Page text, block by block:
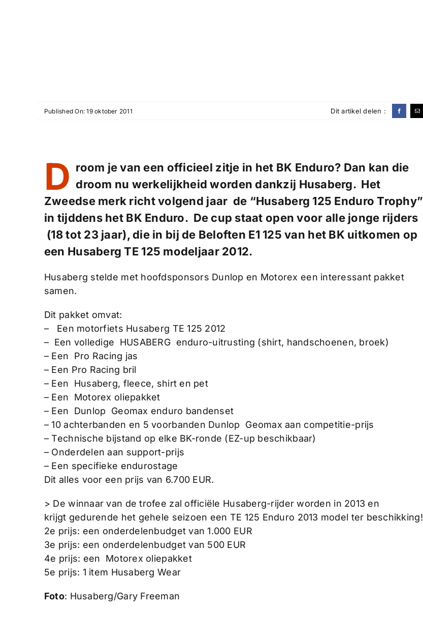
Published On: 19 oktober 2011 Dit artikel delen :
D room je van een officieel zitje in het BK Enduro? Dan kan die
droom nu werkelijkheid worden dankzij Husaberg. Het
Zweedse merk richt volgend jaar de “Husaberg 125 Enduro Trophy”
in tijddens het BK Enduro. De cup staat open voor alle jonge rijders
(18 tot 23 jaar), die in bij de Beloften E1 125van het BK uitkomen op
een Husaberg TE 125 modeljaar 2012.
Husaberg stelde met hoofdsponsors Dunlop en Motorex een interessant pakket
samen.
Dit pakket omvat:
– Een motorfiets Husaberg TE 125 2012
– Een volledige HUSABERG enduro-uitrusting (shirt, handschoenen, broek)
– Een Pro Racing jas
– Een Pro Racing bril
– Een Husaberg, fleece, shirt en pet
– Een Motorex oliepakket
– Een Dunlop Geomax enduro bandenset
– 10 achterbanden en 5 voorbanden Dunlop Geomax aan competitie-prijs
– Technische bijstand op elke BK-ronde (EZ-up beschikbaar)
– Onderdelen aan support-prijs
– Een specifieke endurostage
Dit alles voor een prijs van 6.700 EUR.
> De winnaar van de trofee zal officiële Husaberg-rijder worden in 2013 en
krijgt gedurende het gehele seizoen een TE 125 Enduro 2013 model ter beschikking!
2e prijs: een onderdelenbudget van 1.000 EUR
3e prijs: een onderdelenbudget van 500 EUR
4e prijs: een Motorex oliepakket
5e prijs: 1 item Husaberg Wear
Foto: Husaberg/Gary Freeman